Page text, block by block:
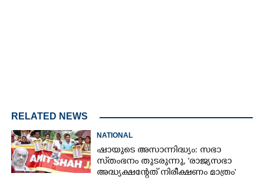
RELATED NEWS
NATIONAL
ഷായുടെ അസാന്നിദ്ധ്യം: സഭാ
സ്‌തംഭനം തുടരുന്നു, 'രാജ്യസഭാ
അദ്ധ്യക്ഷന്റേത് നിരീക്ഷണം മാത്രം'